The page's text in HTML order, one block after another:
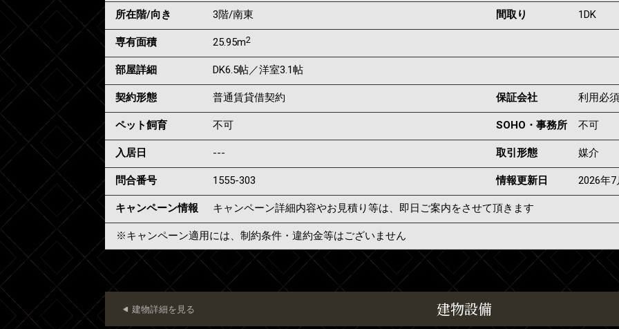
所在階/向き 3階/南東 間取り 1DK
専有面積 25.95m2
部屋詳細 DK6.5帖／洋室3.1帖
契約形態 普通賃貸借契約 保証会社 利用必須
ペット飼育 不可 SOHO・事務所 不可
入居日 --- 取引形態 媒介
問合番号 1555-303 情報更新日 2026年
キャンペーン情報 キャンペーン詳細内容やお見積り等は、即日ご案内をさせて頂きます
※キャンペーン適用には、制約条件・違約金等はございません
建物設備
建物詳細を見る